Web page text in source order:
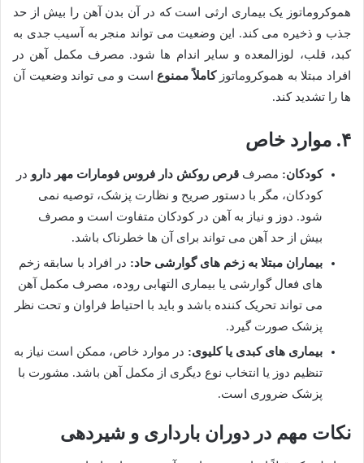
هموکروماتوز یک بیماری ارثی است که در آن بدن آهن را بیش از حد
جذب و ذخیره می کند. این وضعیت می تواند منجر به آسیب جدی به
کبد، قلب، لوزالمعده و سایر اندام ها شود. مصرف مکمل آهن در
افراد مبتلا به هموکروماتوزکاملاً ممنوع است و می تواند وضعیت آن
ها را تشدید کند.
۴. موارد خاص
کودکان: مصرف قرص روکش دار فروس فومارات مهر دارو در
کودکان، مگر با دستور صریح و نظارت پزشک، توصیه نمی
شود. دوز و نیاز به آهن در کودکان متفاوت است و مصرف
بیش از حد آهن می تواند برای آن ها خطرناک باشد.
بیماران مبتلا به زخم های گوارشی حاد: در افراد با سابقه زخم
های فعال گوارشی یا بیماری التهابی روده، مصرف مکمل آهن
می تواند تحریک کننده باشد و باید با احتیاط فراوان و تحت نظر
پزشک صورت گیرد.
بیماری های کبدی یا کلیوی: در موارد خاص، ممکن است نیاز به
تنظیم دوز یا انتخاب نوع دیگری از مکمل آهن باشد. مشورت با
پزشک ضروری است.
نکات مهم در دوران بارداری و شیردهی